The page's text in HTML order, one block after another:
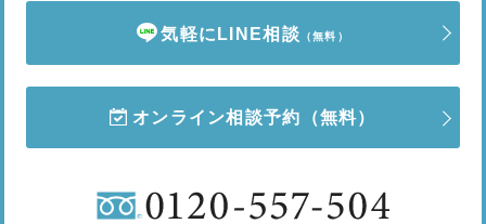
気軽にLINE相談 （無料）
オンライン相談予約 （無料）